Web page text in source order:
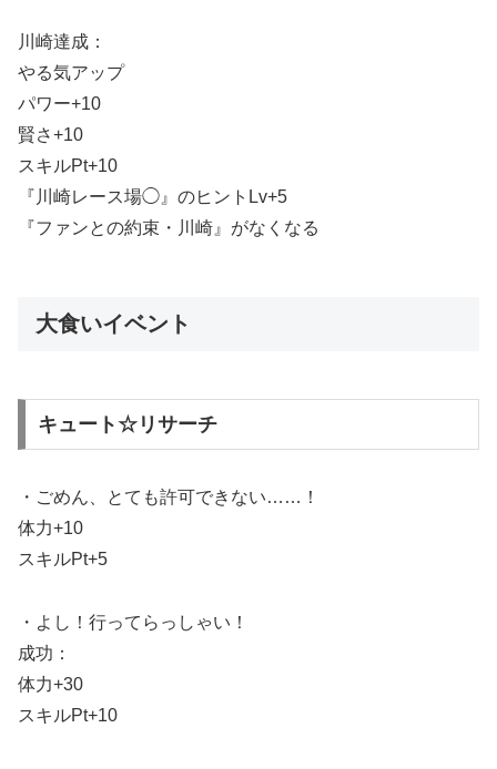
川崎達成：
やる気アップ
パワー+10
賢さ+10
スキルPt+10
『川崎レース場◯』のヒントLv+5
『ファンとの約束・川崎』がなくなる
大食いイベント
キュート☆リサーチ
・ごめん、とても許可できない……！
体力+10
スキルPt+5
・よし！行ってらっしゃい！
成功：
体力+30
スキルPt+10